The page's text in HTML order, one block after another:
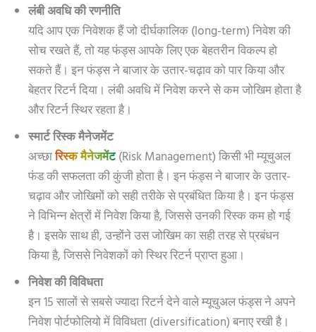
लंबी अवधि की रणनीति
यदि आप एक निवेशक हैं जो दीर्घकालिक (long-term) निवेश की
सोच रखते हैं, तो यह फंड्स आपके लिए एक बेहतरीन विकल्प हो
सकते हैं। इन फंड्स ने बाजार के उतार-चढ़ाव को पार किया और
बेहतर रिटर्न दिया। लंबी अवधि में निवेश करने से कम जोखिम होता है
और रिटर्न स्थिर रहता है।
स्मार्ट रिस्क मैनेजमेंट
अच्छारिस्क मैनेजमेंट(Risk Management) किसी भी म्यूचुअल
फंड की सफलता की कुंजी होता है। इन फंड्स ने बाजार के उतार-
चढ़ाव और जोखिमों को सही तरीके से प्रबंधित किया है। इन फंड्स
ने विभिन्न क्षेत्रों में निवेश किया है, जिससे उनकी रिस्क कम हो गई
है। इसके साथ ही, उन्होंने उस जोखिम का सही तरह से प्रबंधन
किया है, जिससे निवेशकों को स्थिर रिटर्न प्राप्त हुआ।
निवेश की विविधता
इन 15 सालों से सबसे ज्यादा रिटर्न देने वाले म्यूचुअल फंड्स ने अपने
निवेश पोर्टफोलियो में विविधता (diversification) बनाए रखी है।